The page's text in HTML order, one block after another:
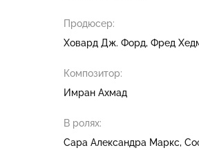
Продюсер:
Ховард Дж. Форд Фред
Композитор:
Имран Ахмад
В ролях:
Сара Александра Маркс